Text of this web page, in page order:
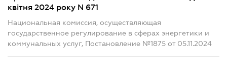
квітня 2024 року N 671
Национальная комиссия, осуществляющая
государственное регулирование в сферах энергетики и
коммунальных услуг, Постановление №1875 от 05.11.2024